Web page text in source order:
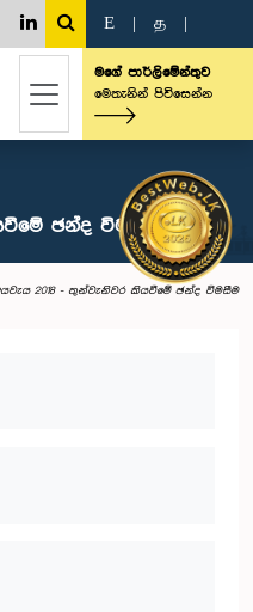
E த
මගේ පාර්ලිමේන්තුව
මෙතැනින් පිවිසෙන්න
ඡන්ද විමසීම
2018 - තුන්වැනිවර කියවීමේ ඡන්ද විමසීම